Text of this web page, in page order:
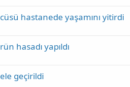
hastanede yaşamını yitirdi
hasadı yapıldı
geçirildi